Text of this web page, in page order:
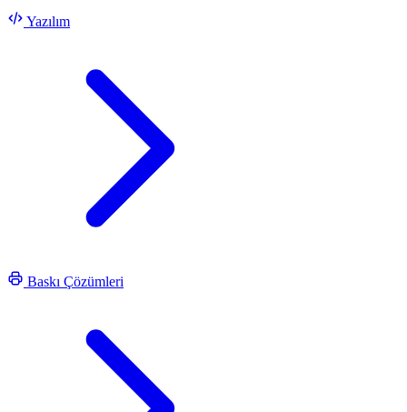
Yazılım
Baskı Çözümleri